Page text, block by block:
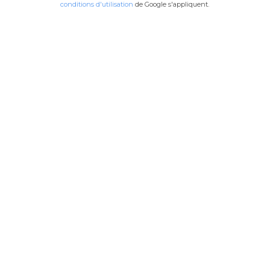
conditions d'utilisation de Google s'appliquent.